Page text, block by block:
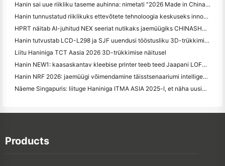
Hanin sai uue riikliku taseme auhinna: nimetati "2026 Made in China · Trusted Brand by Consumers"
Hanin tunnustatud riiklikuks ettevõtete tehnoloogia keskuseks innovatsioonijuhtimiseks
HPRT näitab AI-juhitud NEX seeriat nutikaks jaemüügiks CHINASHOP 2026
Hanin tutvustab LCD-L298 ja SJF uuendusi tööstusliku 3D-trükkimise jaoks TCT Asia 2026
Liitu Haniniga TCT Aasia 2026 3D-trükkimise näitusel
Hanin NEW1: kaasaskantav kleebise printer teeb teed Jaapani LOFT poodidesse
Hanin NRF 2026: jaemüügi võimendamine täisstsenaariumi intelligentsete trükilahendustega
Näeme Singapuris: liituge Haniniga ITMA ASIA 2025-l, et näha uusimat digitaaltrükitehnoloogiat
Products